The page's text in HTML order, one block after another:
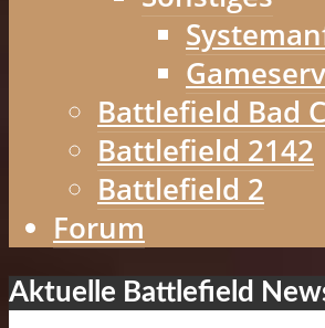
Battlefield Bad
Battlefield 2142
Battlefield 2
Forum
Aktuelle Battlefield